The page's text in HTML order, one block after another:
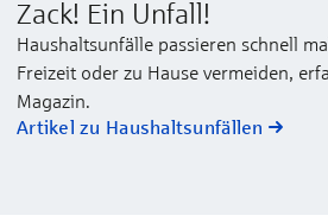
Zack! Ein Unfall!
Haushaltsunfälle passieren schnell
Freizeit oder zu Hause vermeiden,
Magazin.
Artikel zu Haushaltsunfällen